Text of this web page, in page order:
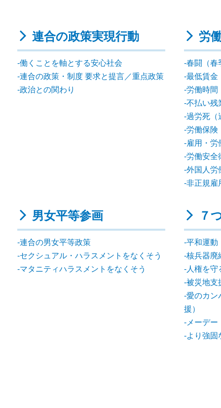
連合の政策実現行動
働くことを軸とする安心社会
連合の政策・制度 要求と提言／重点政策
政治との関わり
労
春闘（春
最低賃金
労働時間
不払い残
過労死（
労働保険
雇用・労
労働安全
外国人労
非正規雇
男女平等参画
連合の男女平等政策
セクシュアル・ハラスメントをなくそう
マタニティハラスメントをなくそう
７
平和運動
核兵器廃
人権を
被災地支
愛のカン
援）
メーデー
より強固